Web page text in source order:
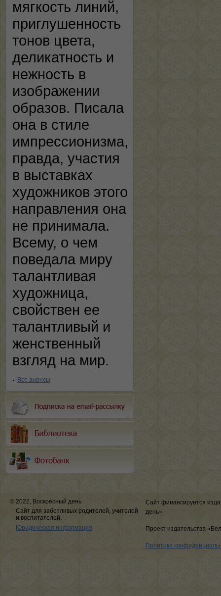
мягкость линий,
приглушенность
тонов цвета,
деликатность и
нежность в
изображении
образов. Писала
она в стиле
импрессионизма,
правда, участия
в выставках
художников этого
направления она
не принимала.
Всему, о чем
поведала миру
талантливая
художница,
свойствен ее
талантливый и
женственный
взгляд на мир.
Все анонсы
© 2022, Воскресный день
Сайт для заботливых родителей, учителей
и воспитателей.
Юридическая информация
Сайт финансируется
день»
Проект издательства
Политика